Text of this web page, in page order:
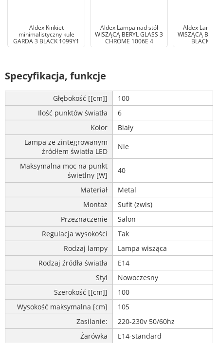
Aldex Kinkiet
minimalistyczny kule
GARDA 3 BLACK 1099Y1
Aldex Lampa nad stół
WISZĄCĄ BERYL GLASS 3
CHROME 1006E 4
Aldex
WISZĄCĄ
BLACK
Specyfikacja, funkcje
Głębokość [[cm]]
100
Ilość punktów światła
6
Kolor
Biały
Lampa ze zintegrowanym
źródłem światła LED
Nie
Maksymalna moc na punkt
świetlny [W]
40
Materiał
Metal
Montaż
Sufit (zwis)
Przeznaczenie
Salon
Regulacja wysokości
Tak
Rodzaj lampy
Lampa wisząca
Rodzaj źródła światła
E14
Styl
Nowoczesny
Szerokość [[cm]]
100
Wysokość maksymalna [cm]
105
Zasilanie:
220-230v 50/60hz
Żarówka
E14-standard